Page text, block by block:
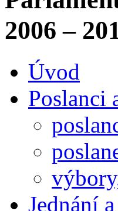
2006 –
Úvod
Poslanci
Jednání